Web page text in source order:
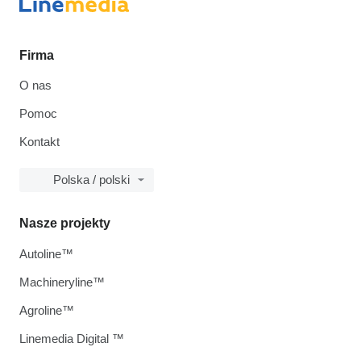
Firma
O nas
Pomoc
Kontakt
Polska / polski
Nasze projekty
Autoline™
Machineryline™
Agroline™
Linemedia Digital ™